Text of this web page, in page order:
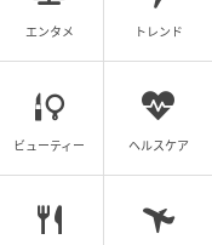
エンタメ トレンド
ビューティー ヘルスケア